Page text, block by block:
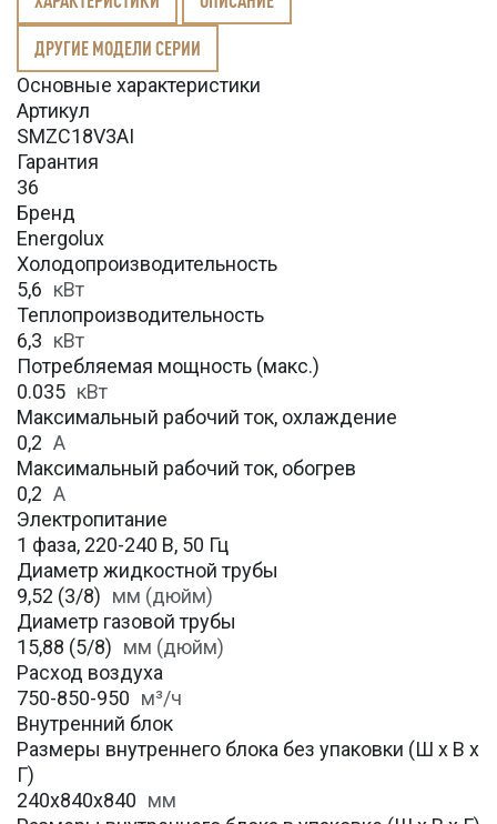
ДРУГИЕ МОДЕЛИ СЕРИИ
Основные характеристики
Артикул
SMZC18V3AI
Гарантия
36
Бренд
Energolux
Холодопроизводительность
5,6 кВт
Теплопроизводительность
6,3 кВт
Потребляемая мощность (макс.)
0.035 кВт
Максимальный рабочий ток, охлаждение
0,2 A
Максимальный рабочий ток, обогрев
0,2 А
Электропитание
1 фаза, 220-240 В, 50 Гц
Диаметр жидкостной трубы
9,52 (3/8) мм (дюйм)
Диаметр газовой трубы
15,88 (5/8) мм (дюйм)
Расход воздуха
750-850-950 м³/ч
Внутренний блок
Размеры внутреннего блока без упаковки (Ш х В х
Г)
240x840x840 мм